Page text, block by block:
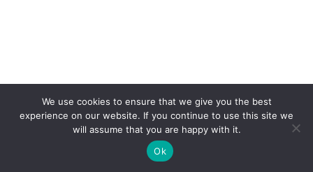
We use cookies to ensure that we give you the best
experience on our website. If you continue to use this site we
will assume that you are happy with it.
Ok